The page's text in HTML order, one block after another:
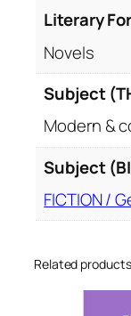
Literary
Novels
Subject
Modern &
Subject
FICTION /
Related products